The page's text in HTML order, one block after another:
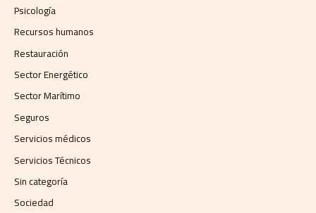
Psicología
Recursos humanos
Restauración
Sector Energético
Sector Marítimo
Seguros
Servicios médicos
Servicios Técnicos
Sin categoría
Sociedad